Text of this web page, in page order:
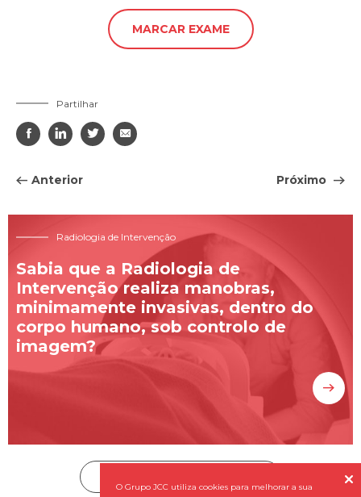
O Grupo JCC utiliza cookies para melhorar a sua

MARCAR EXAME
Partilhar
   
Anterior Próximo
Radiologia de Intervenção
Sabia que a Radiologia de
Intervenção realiza manobras,
minimamente invasivas, dentro do
corpo humano, sob controlo de
imagem?